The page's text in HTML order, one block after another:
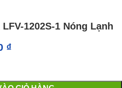
1202S-1 Nóng Lạnh
₫